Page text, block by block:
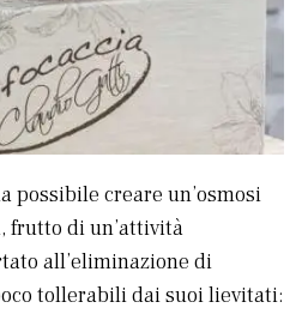
possibile creare un’osmosi
frutto di un’attività
all’eliminazione di
tollerabili dai suoi lievitati: